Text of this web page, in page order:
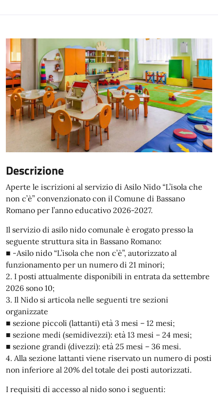
Descrizione
Aperte le iscrizioni al servizio di Asilo Nido “L’isola che
non c’è” convenzionato con il Comune di Bassano
Romano per l’anno educativo 2026-2027.
Il servizio di asilo nido comunale è erogato presso la
seguente struttura sita in Bassano Romano:
■ -Asilo nido “L’isola che non c’è”, autorizzato al
funzionamento per un numero di 21 minori;
2. I posti attualmente disponibili in entrata da settembre
2026 sono 10;
3. Il Nido si articola nelle seguenti tre sezioni
organizzate
■ sezione piccoli (lattanti) età 3 mesi – 12 mesi;
■ sezione medi (semidivezzi): età 13 mesi – 24 mesi;
■ sezione grandi (divezzi): età 25 mesi – 36 mesi.
4. Alla sezione lattanti viene riservato un numero di posti
non inferiore al 20% del totale dei posti autorizzati.
I requisiti di accesso al nido sono i seguenti: